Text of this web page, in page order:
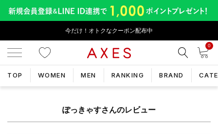
今だけ！オトクなクーポン配布中
0
TOP WOMEN MEN RANKING BRAND
ぽっきゃすさんのレビュー
ぽっきゃすさんのレビュー